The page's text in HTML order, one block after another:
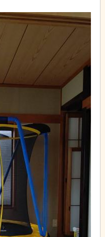
じっくりと個性を伸ばす保
つ！＞
が短いことが自慢です！
など、プライベートも充実
なって、公平で働きやすい